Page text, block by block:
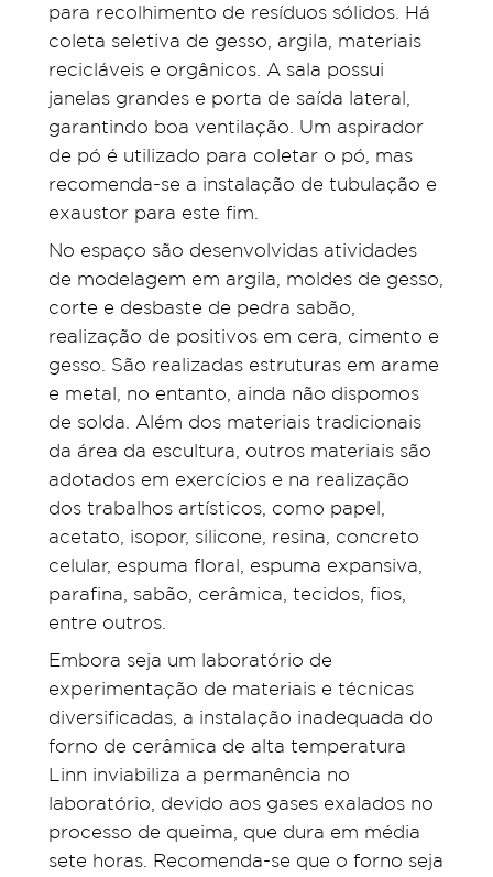
para recolhimento de resíduos sólidos. Há
coleta seletiva de gesso, argila, materiais
recicláveis e orgânicos. A sala possui
janelas grandes e porta de saída lateral,
garantindo boa ventilação. Um aspirador
de pó é utilizado para coletar o pó, mas
recomenda-se a instalação de tubulação e
exaustor para este fim.
No espaço são desenvolvidas atividades
de modelagem em argila, moldes de gesso,
corte e desbaste de pedra sabão,
realização de positivos em cera, cimento e
gesso. São realizadas estruturas em arame
e metal, no entanto, ainda não dispomos
de solda. Além dos materiais tradicionais
da área da escultura, outros materiais são
adotados em exercícios e na realização
dos trabalhos artísticos, como papel,
acetato, isopor, silicone, resina, concreto
celular, espuma floral, espuma expansiva,
parafina, sabão, cerâmica, tecidos, fios,
entre outros.
Embora seja um laboratório de
experimentação de materiais e técnicas
diversificadas, a instalação inadequada do
forno de cerâmica de alta temperatura
Linn inviabiliza a permanência no
laboratório, devido aos gases exalados no
processo de queima, que dura em média
sete horas. Recomenda-se que o forno seja